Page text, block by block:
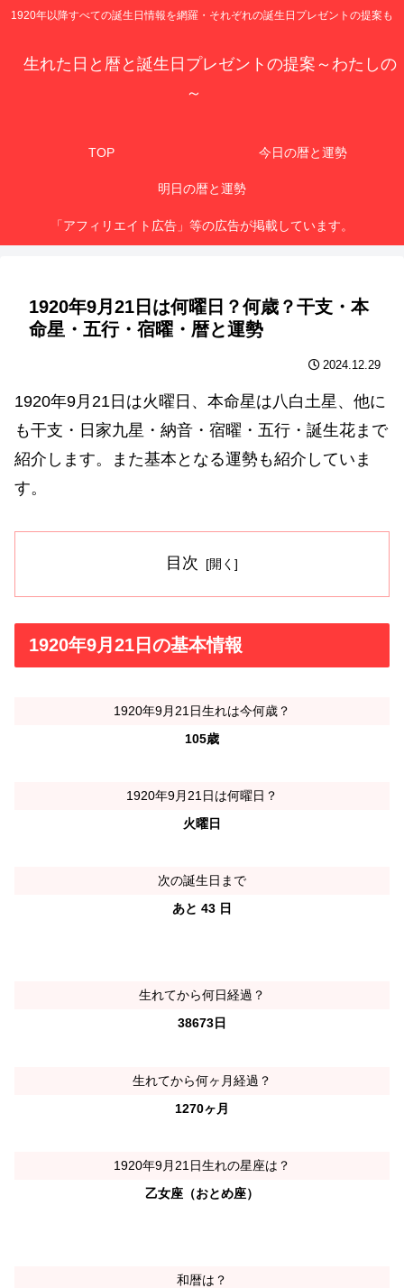
1920年以降すべての誕生日情報を網羅・それぞれの誕生日プレゼントの提案も
生れた日と暦と誕生日プレゼントの提案～わたしの
～
TOP 今日の暦と運勢
明日の暦と運勢
「アフィリエイト広告」等の広告が掲載しています。
1920年9月21日は何曜日？何歳？干支・本
命星・五行・宿曜・暦と運勢
2024.12.29
1920年9月21日は火曜日、本命星は八白土星、他に
も干支・日家九星・納音・宿曜・五行・誕生花まで
紹介します。また基本となる運勢も紹介していま
す。
目次
1920年9月21日の基本情報
1920年9月21日生れは今何歳？
105歳
1920年9月21日は何曜日？
火曜日
次の誕生日まで
あと 43 日
生れてから何日経過？
38673日
生れてから何ヶ月経過？
1270ヶ月
1920年9月21日生れの星座は？
乙女座（おとめ座）
和暦は？